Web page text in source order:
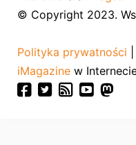
© Copyright 2023.
Polityka prywatności
iMagazine w